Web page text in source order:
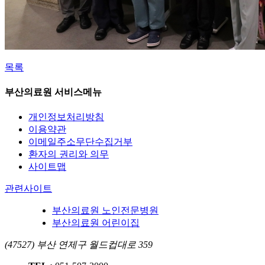
목록
부산의료원 서비스메뉴
개인정보처리방침
이용약관
이메일주소무단수집거부
환자의 권리와 의무
사이트맵
관련사이트
부산의료원 노인전문병원
부산의료원 어린이집
(47527) 부산 연제구 월드컵대로 359